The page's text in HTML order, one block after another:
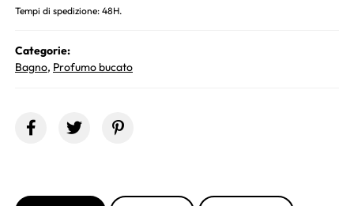
Tempi di spedizione: 48H.
Categorie:
Bagno, Profumo bucato